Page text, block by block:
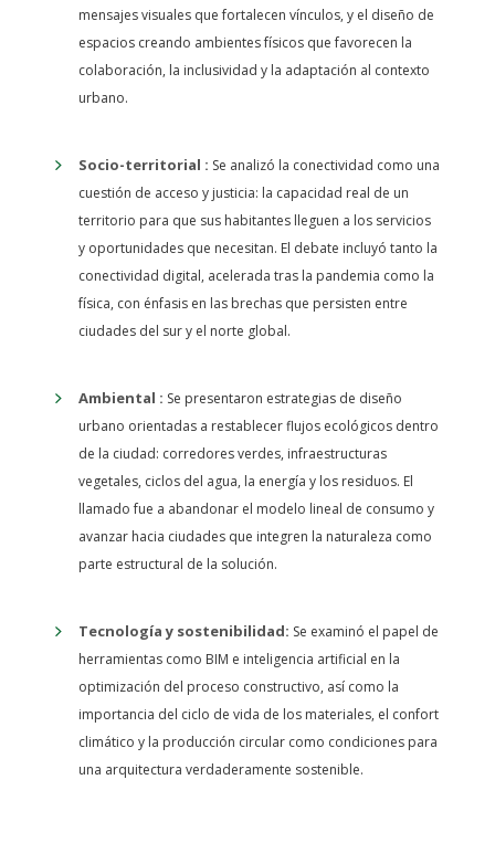
mensajes visuales que fortalecen vínculos, y el diseño de
espacios creando ambientes físicos que favorecen la
colaboración, la inclusividad y la adaptación al contexto
urbano.
Socio-territorial : Se analizó la conectividad como una
cuestión de acceso y justicia: la capacidad real de un
territorio para que sus habitantes lleguen a los servicios
y oportunidades que necesitan. El debate incluyó tanto la
conectividad digital, acelerada tras la pandemia como la
física, con énfasis en las brechas que persisten entre
ciudades del sur y el norte global.
Ambiental : Se presentaron estrategias de diseño
urbano orientadas a restablecer flujos ecológicos dentro
de la ciudad: corredores verdes, infraestructuras
vegetales, ciclos del agua, la energía y los residuos. El
llamado fue a abandonar el modelo lineal de consumo y
avanzar hacia ciudades que integren la naturaleza como
parte estructural de la solución.
Tecnología y sostenibilidad: Se examinó el papel de
herramientas como BIM e inteligencia artificial en la
optimización del proceso constructivo, así como la
importancia del ciclo de vida de los materiales, el confort
climático y la producción circular como condiciones para
una arquitectura verdaderamente sostenible.